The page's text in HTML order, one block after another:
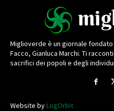
Miglioverde è un giornale
Facco, Gianluca Marchi. Ti
sacrifici dei popoli e degli
Website byLogOrbit